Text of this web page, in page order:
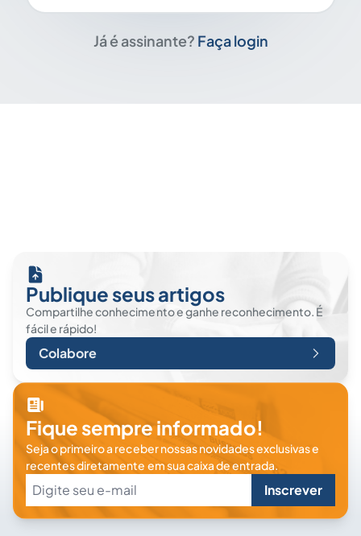
Já é assinante? Faça login
Publique seus artigos
Compartilhe conhecimento e ganhe reconhecimento. É
fácil e rápido!
Colabore
Fique sempre informado!
Seja o primeiro a receber nossas novidades exclusivas e
recentes diretamente em sua caixa de entrada.
Inscrever